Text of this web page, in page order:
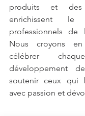
produits et des
enrichissent
professionnels de
Nous croyons
célébrer
développement
soutenir ceux qui
avec passion et